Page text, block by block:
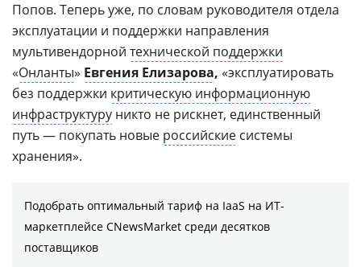
Попов. Теперь уже, по словам руководителя отдела
эксплуатации и поддержки направления
мультивендорной технической поддержки
«Онланты» Евгения Елизарова, «эксплуатировать
без поддержки критическую информационную
инфраструктуру никто не рискнет, единственный
путь — покупать новые российские системы
хранения».
Подобрать оптимальный тариф на IaaS на ИТ-
маркетплейсе CNewsMarket среди десятков
поставщиков